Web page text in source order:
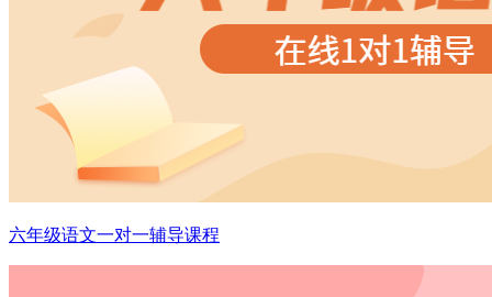
六年级语文一对一辅导课程